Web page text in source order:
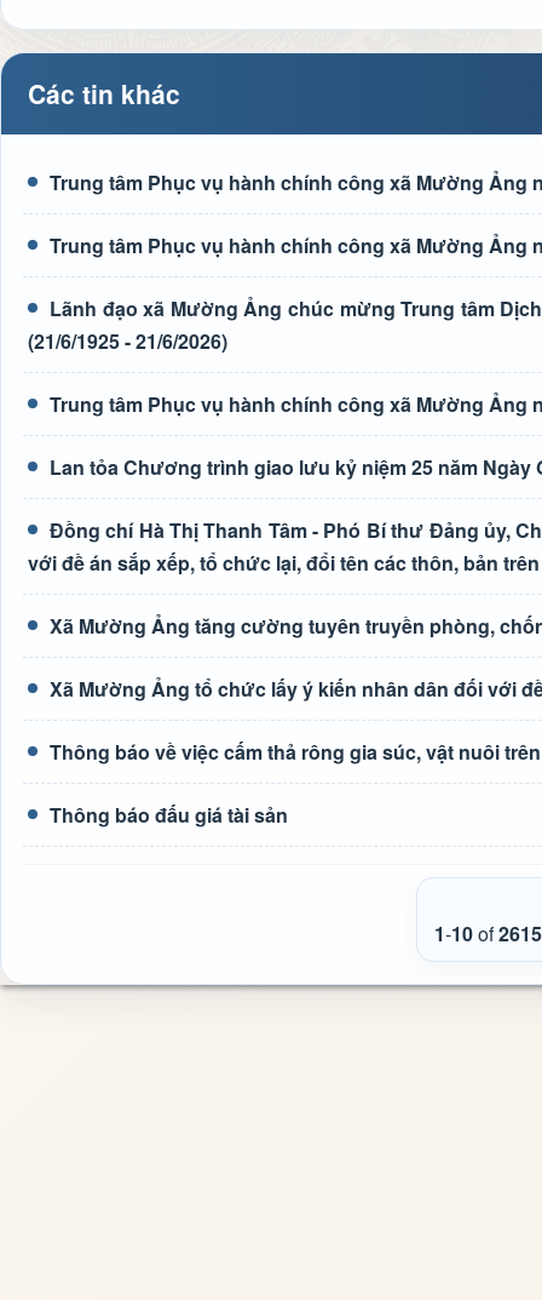
Các tin khác
Trung tâm Phục vụ hành chính công xã Mường Ảng
Trung tâm Phục vụ hành chính công xã Mường Ảng
Lãnh đạo xã Mường Ảng chúc mừng Trung tâm
(21/6/1925 - 21/6/2026)
Trung tâm Phục vụ hành chính công xã Mường Ảng
Lan tỏa Chương trình giao lưu kỷ niệm 25 năm Ngày
Đồng chí Hà Thị Thanh Tâm - Phó Bí thư Đảng ủy,
với đề án sắp xếp, tổ chức lại, đổi tên các thôn, bản
Xã Mường Ảng tăng cường tuyên truyền phòng,
Xã Mường Ảng tổ chức lấy ý kiến nhân dân đối với
Thông báo về việc cấm thả rông gia súc, vật nuôi
Thông báo đấu giá tài sản
1-10of2615